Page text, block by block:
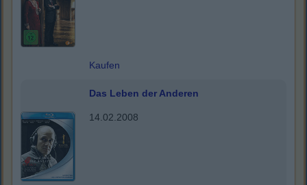
Kaufen
Das Leben der Anderen
14.02.2008